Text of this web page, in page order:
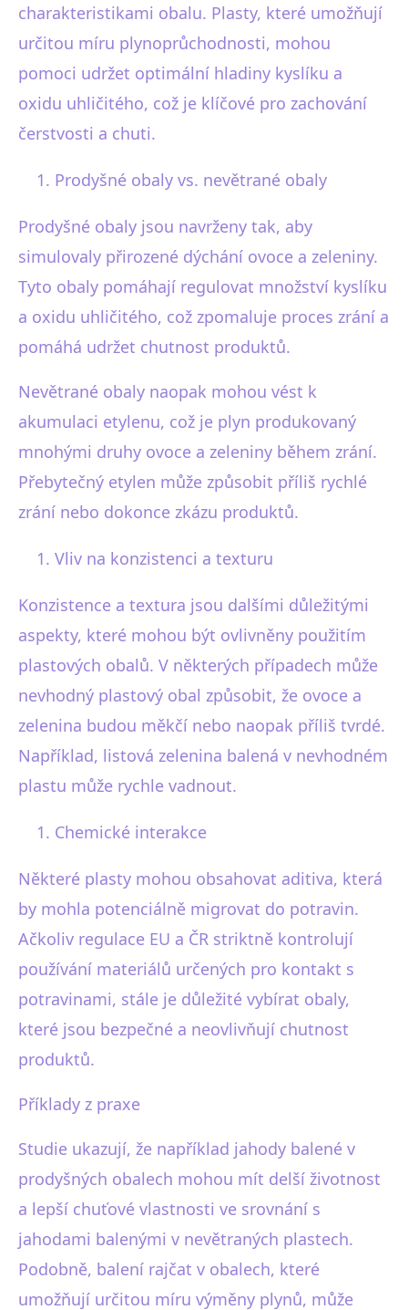
charakteristikami obalu. Plasty, které umožňují
určitou míru plynoprůchodnosti, mohou
pomoci udržet optimální hladiny kyslíku a
oxidu uhličitého, což je klíčové pro zachování
čerstvosti a chuti.
Prodyšné obaly vs. nevětrané obaly
Prodyšné obaly jsou navrženy tak, aby
simulovaly přirozené dýchání ovoce a zeleniny.
Tyto obaly pomáhají regulovat množství kyslíku
a oxidu uhličitého, což zpomaluje proces zrání a
pomáhá udržet chutnost produktů.
Nevětrané obaly naopak mohou vést k
akumulaci etylenu, což je plyn produkovaný
mnohými druhy ovoce a zeleniny během zrání.
Přebytečný etylen může způsobit příliš rychlé
zrání nebo dokonce zkázu produktů.
Vliv na konzistenci a texturu
Konzistence a textura jsou dalšími důležitými
aspekty, které mohou být ovlivněny použitím
plastových obalů. V některých případech může
nevhodný plastový obal způsobit, že ovoce a
zelenina budou měkčí nebo naopak příliš tvrdé.
Například, listová zelenina balená v nevhodném
plastu může rychle vadnout.
Chemické interakce
Některé plasty mohou obsahovat aditiva, která
by mohla potenciálně migrovat do potravin.
Ačkoliv regulace EU a ČR striktně kontrolují
používání materiálů určených pro kontakt s
potravinami, stále je důležité vybírat obaly,
které jsou bezpečné a neovlivňují chutnost
produktů.
Příklady z praxe
Studie ukazují, že například jahody balené v
prodyšných obalech mohou mít delší životnost
a lepší chuťové vlastnosti ve srovnání s
jahodami balenými v nevětraných plastech.
Podobně, balení rajčat v obalech, které
umožňují určitou míru výměny plynů, může